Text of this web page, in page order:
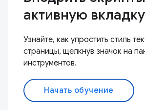
активную вкладку
Узнайте, как упростить стиль
страницы, щелкнув значок на
инструментов.
Начать обучение